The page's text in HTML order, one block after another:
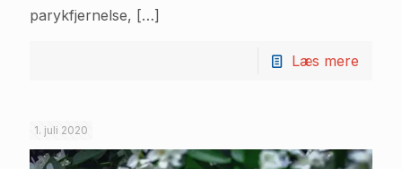
parykfjernelse, […]
Læs mere
1. juli 2020